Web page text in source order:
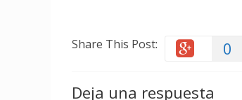
Share This Post: 0
Deja una respuesta